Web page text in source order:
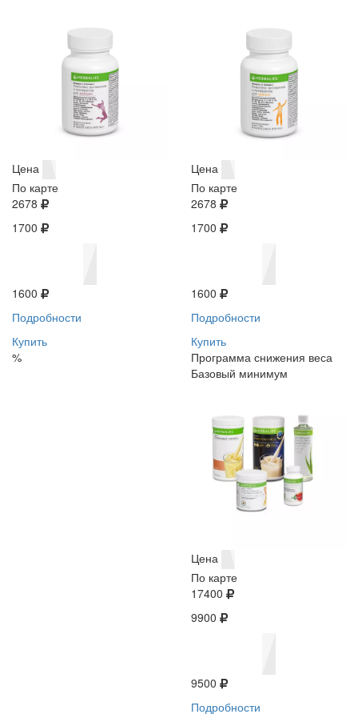
Цена
По карте
2678
1700
1600
Подробности
Купить
%
Цена
По карте
2678
1700
1600
Подробности
Купить
Программа снижения веса
Базовый минимум
Цена
По карте
17400
9900
9500
Подробности